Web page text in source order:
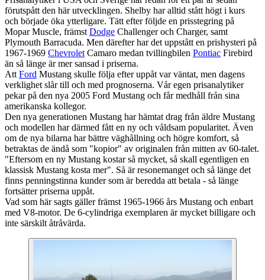
förutspått den här utvecklingen. Shelby har alltid stått högt i kurs
och började öka ytterligare. Tätt efter följde en prisstegring på
Mopar Muscle, främst Dodge Challenger och Charger, samt
Plymouth Barracuda. Men därefter har det uppstått en prishysteri på
1967-1969 Chevrolet Camaro medan tvillingbilen Pontiac Firebird
än så länge är mer sansad i priserna.
Att Ford Mustang skulle följa efter uppåt var väntat, men dagens
verklighet slår till och med prognoserna. Vår egen prisanalytiker
pekar på den nya 2005 Ford Mustang och får medhåll från sina
amerikanska kollegor.
Den nya generationen Mustang har hämtat drag från äldre Mustang
och modellen har därmed fått en ny och våldsam popularitet. Även
om de nya bilarna har bättre väghållning och högre komfort, så
betraktas de ändå som "kopior" av originalen från mitten av 60-talet.
"Eftersom en ny Mustang kostar så mycket, så skall egentligen en
klassisk Mustang kosta mer". Så är resonemanget och så länge det
finns penningstinna kunder som är beredda att betala - så länge
fortsätter priserna uppåt.
Vad som här sagts gäller främst 1965-1966 års Mustang och enbart
med V8-motor. De 6-cylindriga exemplaren är mycket billigare och
inte särskilt åtråvärda.